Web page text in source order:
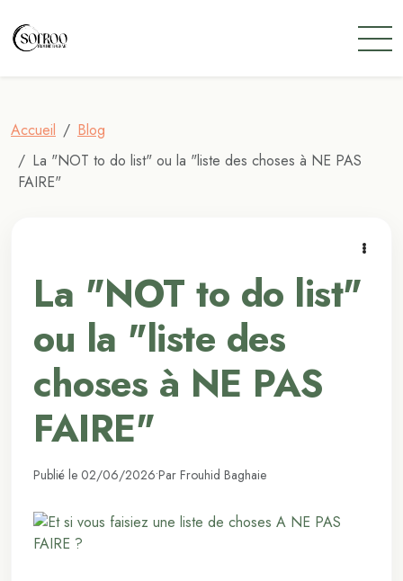
Accueil
Blog
La "NOT to do list" ou la "liste des choses à NE PAS
FAIRE"
La "NOT to do list"
ou la "liste des
choses à NE PAS
FAIRE"
Publié le 02/06/2026•Par Frouhid Baghaie